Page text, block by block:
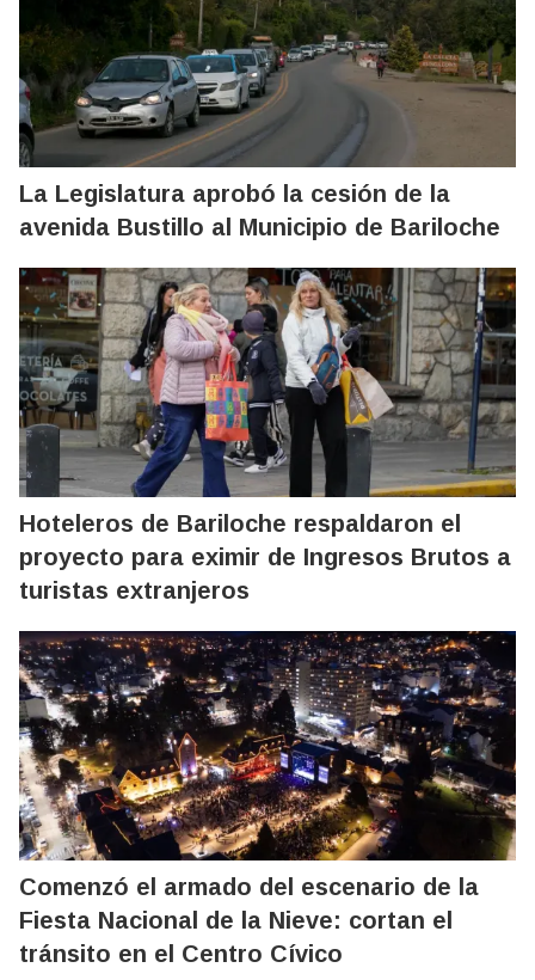
La Legislatura aprobó la cesión de la
avenida Bustillo al Municipio de Bariloche
Hoteleros de Bariloche respaldaron el
proyecto para eximir de Ingresos Brutos a
turistas extranjeros
Comenzó el armado del escenario de la
Fiesta Nacional de la Nieve: cortan el
tránsito en el Centro Cívico